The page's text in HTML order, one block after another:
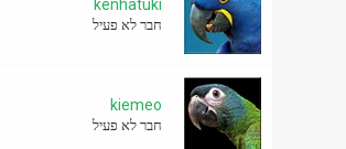
kenhatuki
חבר לא פעיל
kiemeo
חבר לא פעיל